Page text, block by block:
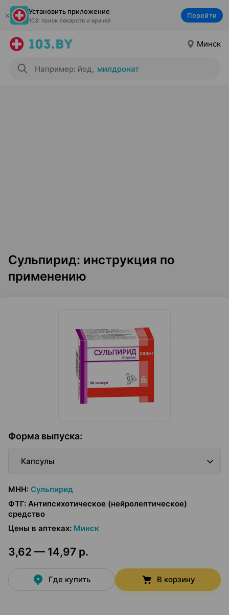
Установить приложение
103: поиск лекарств и врачей
Перейти
Минск
Например: йод, милдронат
Сульпирид: инструкция по
применению
Форма выпуска:
Капсулы
МНН: Сульпирид
ФТГ: Антипсихотическое (нейролептическое)
средство
Цены в аптеках: Минск
3,62 — 14,97 р.
Где купить В корзину